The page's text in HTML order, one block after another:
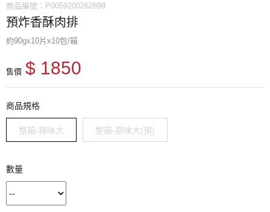
商品編號：P0059200262899
預炸香酥肉排
約90gx10片x10包/箱
售價 $ 1850
商品規格
整箱-辣味大 整箱-原味大(預)
數量